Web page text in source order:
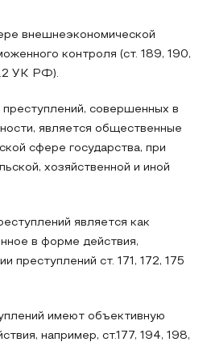
внешнеэкономической
контроля (ст. 189, 190,
УК РФ).
совершенных в
является общественные
сфере государства, при
хозяйственной и иной
является как
в форме действия,
преступлений ст. 171, 172, 175
имеют объективную
например, ст.177, 194, 198,